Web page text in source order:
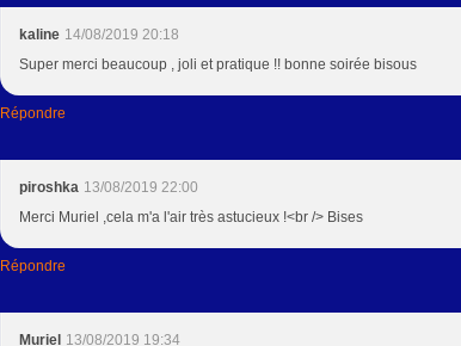
kaline 14/08/2019 20:18
Super merci beaucoup , joli et pratique !! bonne soirée bisous
Répondre
piroshka 13/08/2019 22:00
Merci Muriel ,cela m'a l'air très astucieux !<br /> Bises
Répondre
Muriel 13/08/2019 19:34